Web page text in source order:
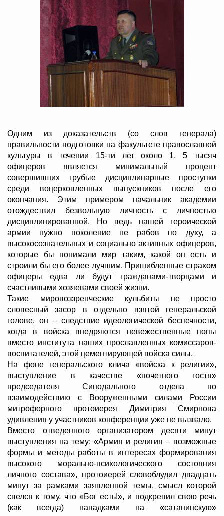
Одним из доказательств (со слов генерала)
правильности подготовки на факультете православной
культуры в течении 15-ти лет около 1, 5 тысяч
офицеров является минимальный процент
совершивших грубые дисциплинарные проступки
среди воцерковленных выпускников после его
окончания. Этим примером начальник академии
отождествил безвольную личность с личностью
дисциплинированной. Но ведь нашей героической
армии нужно поколение не рабов по духу, а
высокосознательных и социально активных офицеров,
которые бы понимали мир таким, какой он есть и
строили бы его более лучшим. Пришибленные страхом
офицеры едва ли будут гражданами-творцами и
счастливыми хозяевами своей жизни.
Такие мировоззренческие кульбиты не просто
словесный засор в отдельно взятой генеральской
голове, он – следствие идеологической беспечности,
когда в войска внедряются невежественные попы
вместо института наших прославленных комиссаров-
воспитателей, этой цементирующей войска силы.
На фоне генеральского клича «войска к религии»,
выступление в качестве «почетного гостя»
председателя Синодального отдела по
взаимодействию с Вооруженными силами России
митрофорного протоиерея Димитрия Смирнова
удивления у участников конференции уже не вызвало.
Вместо отведенного организатором десяти минут
выступления на тему: «Армия и религия – возможные
формы и методы работы в интересах формирования
высокого морально-психологического состояния
личного состава», протоиерей словоблудил двадцать
минут за рамками заявленной темы, смысл которой
свелся к тому, что «Бог есть!», и подкрепил свою речь
(как всегда) нападками на «сатанинскую»